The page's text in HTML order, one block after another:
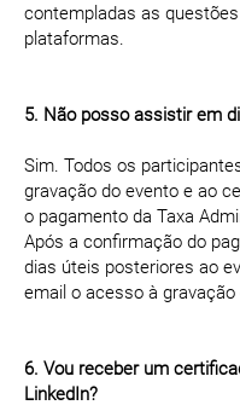
contempladas as
plataformas.
5. Não posso assistir em
Sim. Todos os
gravação do evento e ao
o pagamento da Taxa
Após a confirmação do
dias úteis posteriores ao
email o acesso à
6. Vou receber um
LinkedIn?